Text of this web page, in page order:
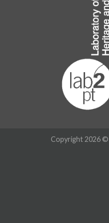
Copyright 2026 ©